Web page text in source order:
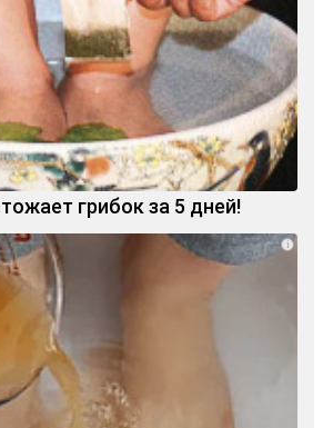
грибок за 5 дней!
i